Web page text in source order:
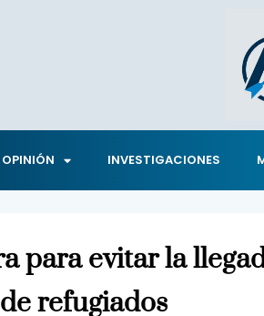
OPINIÓN INVESTIGACIONES
para evitar la
de refugiados